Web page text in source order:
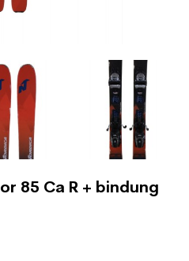
85 Ca R + bindung